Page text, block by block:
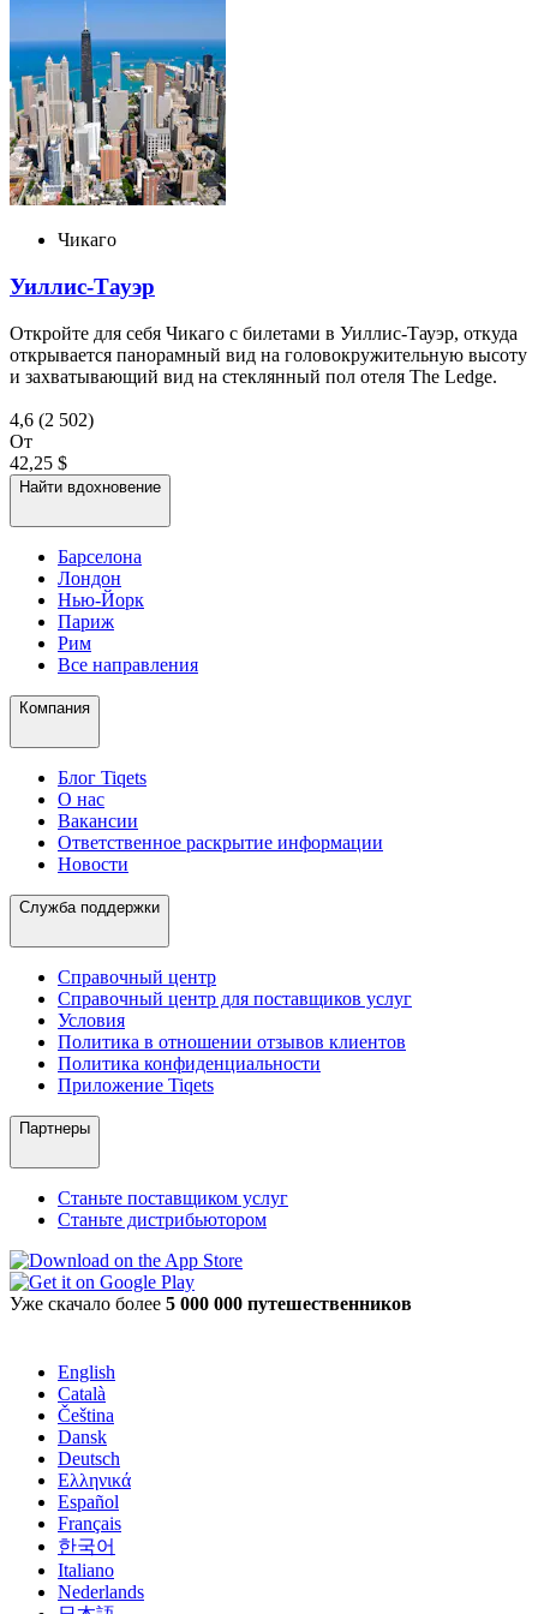
Чикаго
Уиллис-Тауэр
Откройте для себя Чикаго с билетами в Уиллис-Тауэр, откуда
открывается панорамный вид на головокружительную высоту
и захватывающий вид на стеклянный пол отеля The Ledge.
4,6 (2 502)
От
42,25 $
Найти вдохновение
Барселона
Лондон
Нью-Йорк
Париж
Рим
Все направления
Компания
Блог Tiqets
О нас
Вакансии
Ответственное раскрытие информации
Новости
Служба поддержки
Справочный центр
Справочный центр для поставщиков услуг
Условия
Политика в отношении отзывов клиентов
Политика конфиденциальности
Приложение Tiqets
Партнеры
Станьте поставщиком услуг
Станьте дистрибьютором
Уже скачало более 5 000 000 путешественников
English
Català
Čeština
Dansk
Deutsch
Ελληνικά
Español
Français
한국어
Italiano
Nederlands